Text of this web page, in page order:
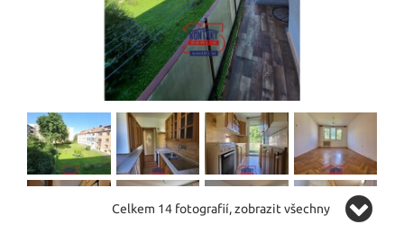
Celkem 14 fotografií, zobrazit všechny